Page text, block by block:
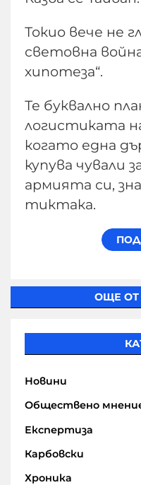
​Токио вече не
световна
хипотеза“.
Те буквално
логистиката
когато една
купува чували
армията си,
тиктака.
ОЩЕ ОТ
Новини
Обществено
Експертиза
Карбовски
Хроника